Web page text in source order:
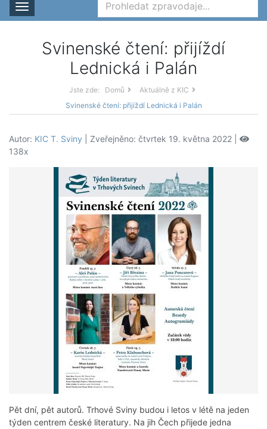
Rozbalit nabídku
Svinenské čtení: přijíždí
Lednická i Palán
Jste zde: Domů
Aktuálně z KIC
Svinenské čtení: přijíždí Lednická i Palán
Autor: KIC T. Sviny | Zveřejněno: čtvrtek 19. května 2022 |
138x
Pět dní, pět autorů. Trhové Sviny budou i letos v létě na jeden
týden centrem české literatury. Na jih Čech přijede jedna